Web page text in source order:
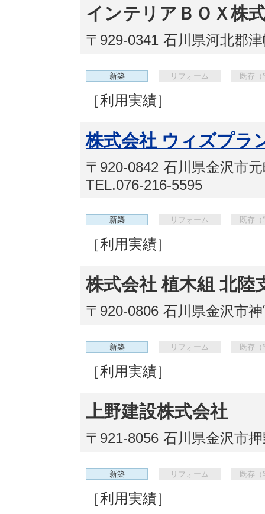
インテリアＢＯＸ株
〒929-0341 石川県河北郡
新築 リフォーム 既存（
［利用実績］
株式会社 ウィズプラ
〒920-0842 石川県金沢市
TEL.076-216-5595
新築 リフォーム 既存（
［利用実績］
株式会社 植木組 北陸
〒920-0806 石川県金沢市
新築 リフォーム 既存（
［利用実績］
上野建設株式会社
〒921-8056 石川県金沢市
新築 リフォーム 既存（
［利用実績］